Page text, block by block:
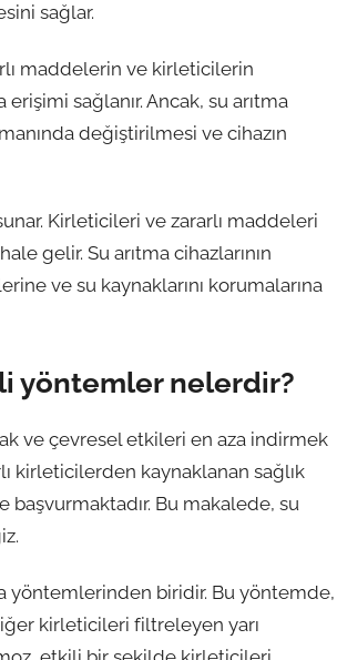
sağlar.
maddelerin ve kirleticilerin
sağlanır. Ancak, su arıtma
değiştirilmesi ve cihazın
Kirleticileri ve zararlı maddeleri
gelir. Su arıtma cihazlarının
ve su kaynaklarını korumalarına
yöntemler nelerdir?
ve çevresel etkileri en aza indirmek
kirleticilerden kaynaklanan sağlık
başvurmaktadır. Bu makalede, su
yöntemlerinden biridir. Bu yöntemde,
kirleticileri filtreleyen yarı